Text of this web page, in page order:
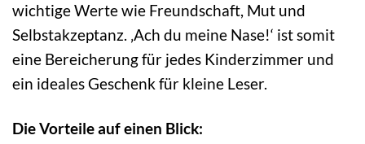
wichtige Werte wie Freundschaft, Mut und
Selbstakzeptanz. ‚Ach du meine Nase!‘ ist somit
eine Bereicherung für jedes Kinderzimmer und
ein ideales Geschenk für kleine Leser.
Die Vorteile auf einen Blick: